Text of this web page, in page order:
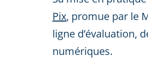
Pix, promue par le
ligne d’évaluation,
numériques.